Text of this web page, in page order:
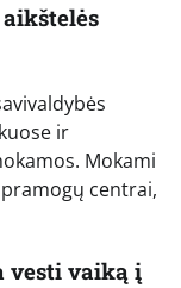
ir
Mokami
centrai,
vesti vaiką į